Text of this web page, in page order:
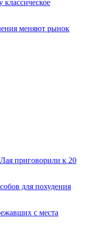
меняют рынок
приговорили к 20
для похудения
с места